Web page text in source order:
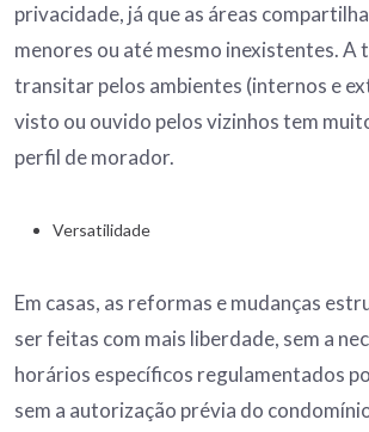
privacidade, já que as áreas
menores ou até mesmo inexistentes. A
transitar pelos ambientes (internos e
visto ou ouvido pelos vizinhos tem
perfil de morador.
Versatilidade
Em casas, as reformas e mudanças
ser feitas com mais liberdade, sem a
horários específicos regulamentados
sem a autorização prévia do